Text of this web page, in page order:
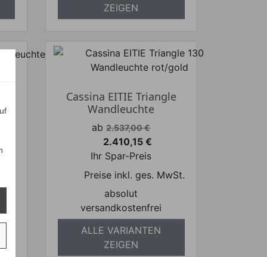
ZEIGEN
Cassina EITIE Triangle
Wandleuchte
Verkaufspreis
ab 2.537,00 €
Preis
2.410,15 €
Ihr Spar-Preis
Preise inkl. ges. MwSt.
absolut
versandkostenfrei
ALLE VARIANTEN
ZEIGEN